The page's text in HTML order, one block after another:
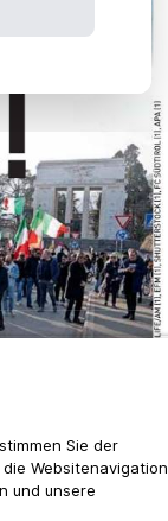
Sie der
Websitenavigation
und unsere